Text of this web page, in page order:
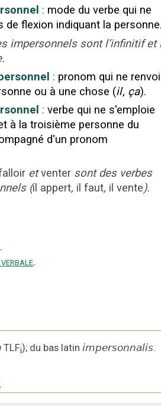
: mode du verbe qui ne
de flexion indiquant la
impersonnels sont l’infinitif et
: pronom qui ne
ou à une chose (il, ça).
: verbe qui ne s'emploie
à la troisième personne du
d'un pronom
et venter sont des verbes
(il appert, il faut, il vente).
.
.
TLFi); du bas latin impersonnalis.